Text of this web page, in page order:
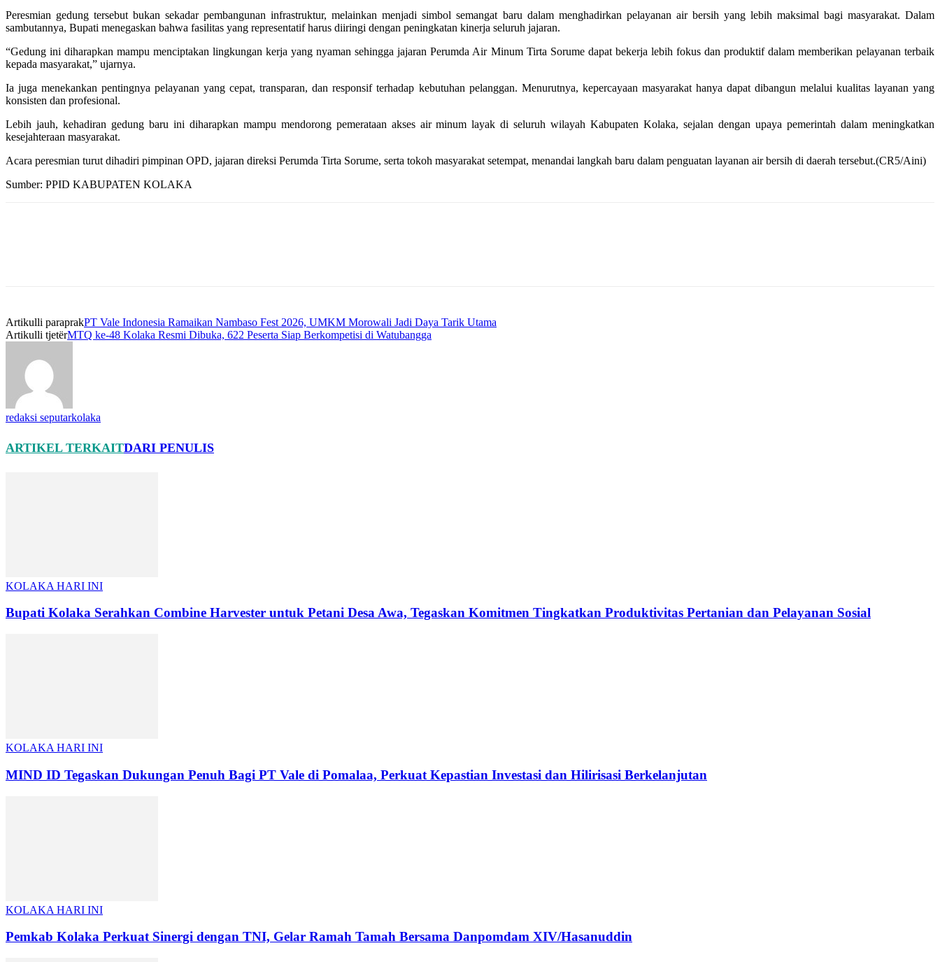
Peresmian gedung tersebut bukan sekadar pembangunan infrastruktur, melainkan menjadi simbol semangat baru dalam menghadirkan pelayanan air bersih yang lebih maksimal bagi masyarakat. Dalam
sambutannya, Bupati menegaskan bahwa fasilitas yang representatif harus diiringi dengan peningkatan kinerja seluruh jajaran.
“Gedung ini diharapkan mampu menciptakan lingkungan kerja yang nyaman sehingga jajaran Perumda Air Minum Tirta Sorume dapat bekerja lebih fokus dan produktif dalam memberikan pelayanan terbaik
kepada masyarakat,” ujarnya.
Ia juga menekankan pentingnya pelayanan yang cepat, transparan, dan responsif terhadap kebutuhan pelanggan. Menurutnya, kepercayaan masyarakat hanya dapat dibangun melalui kualitas layanan yang
konsisten dan profesional.
Lebih jauh, kehadiran gedung baru ini diharapkan mampu mendorong pemerataan akses air minum layak di seluruh wilayah Kabupaten Kolaka, sejalan dengan upaya pemerintah dalam meningkatkan
kesejahteraan masyarakat.
Acara peresmian turut dihadiri pimpinan OPD, jajaran direksi Perumda Tirta Sorume, serta tokoh masyarakat setempat, menandai langkah baru dalam penguatan layanan air bersih di daerah tersebut.(CR5/Aini)
Sumber: PPID KABUPATEN KOLAKA
Artikulli paraprakPT Vale Indonesia Ramaikan Nambaso Fest 2026, UMKM Morowali Jadi Daya Tarik Utama
Artikulli tjetërMTQ ke-48 Kolaka Resmi Dibuka, 622 Peserta Siap Berkompetisi di Watubangga
redaksi seputarkolaka
ARTIKEL TERKAITDARI PENULIS
KOLAKA HARI INI
Bupati Kolaka Serahkan Combine Harvester untuk Petani Desa Awa, Tegaskan Komitmen Tingkatkan Produktivitas Pertanian dan Pelayanan Sosial
KOLAKA HARI INI
MIND ID Tegaskan Dukungan Penuh Bagi PT Vale di Pomalaa, Perkuat Kepastian Investasi dan Hilirisasi Berkelanjutan
KOLAKA HARI INI
Pemkab Kolaka Perkuat Sinergi dengan TNI, Gelar Ramah Tamah Bersama Danpomdam XIV/Hasanuddin